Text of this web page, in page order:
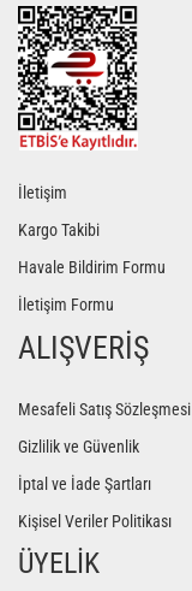
İletişim
Kargo Takibi
Havale Bildirim Formu
İletişim Formu
ALIŞVERİŞ
Mesafeli Satış Sözleşmesi
Gizlilik ve Güvenlik
İptal ve İade Şartları
Kişisel Veriler Politikası
ÜYELİK